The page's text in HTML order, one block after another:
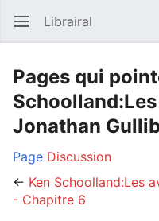
Ouvrir le menu principal Librairal
Pages qui
Jonathan
Page Discussion
← Ken Schoolland:Les
- Chapitre 6